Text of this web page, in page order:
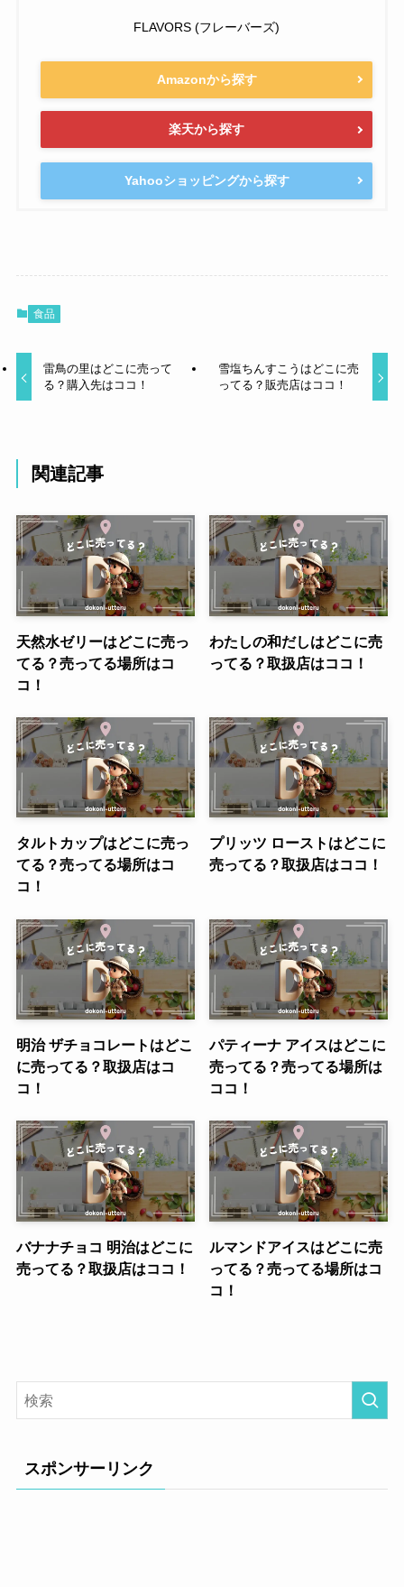
FLAVORS (フレーバーズ)
Amazonから探す
楽天から探す
Yahooショッピングから探す
食品
雷鳥の里はどこに売って
る？購入先はココ！
雪塩ちんすこうはどこに売
ってる？販売店はココ！
関連記事
天然水ゼリーはどこに売っ
てる？売ってる場所はコ
コ！
わたしの和だしはどこに売
ってる？取扱店はココ！
タルトカップはどこに売っ
てる？売ってる場所はコ
コ！
プリッツ ローストはどこに
売ってる？取扱店はココ！
明治 ザチョコレートはどこ
に売ってる？取扱店はコ
コ！
パティーナ アイスはどこに
売ってる？売ってる場所は
ココ！
バナナチョコ 明治はどこに
売ってる？取扱店はココ！
ルマンドアイスはどこに売
ってる？売ってる場所はコ
コ！
スポンサーリンク